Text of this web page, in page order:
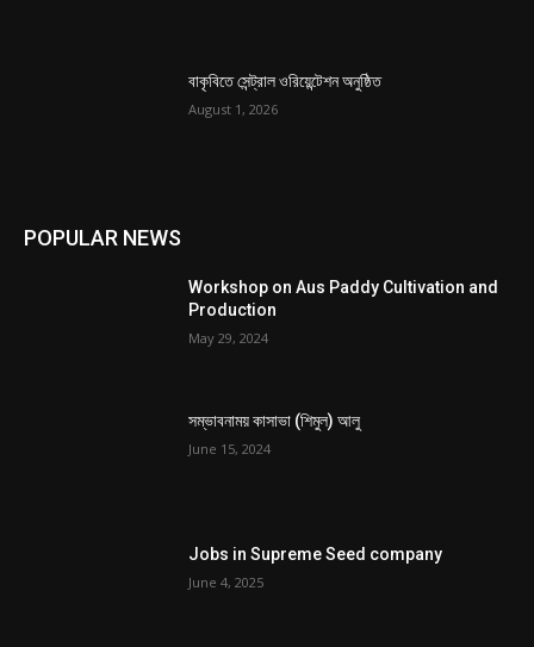
বাকৃবিতে সেন্ট্রাল ওরিয়েন্টেশন অনুষ্ঠিত
August 1, 2026
POPULAR NEWS
Workshop on Aus Paddy Cultivation and
Production
May 29, 2024
সম্ভাবনাময় কাসাভা (শিমুল) আলু
June 15, 2024
Jobs in Supreme Seed company
June 4, 2025